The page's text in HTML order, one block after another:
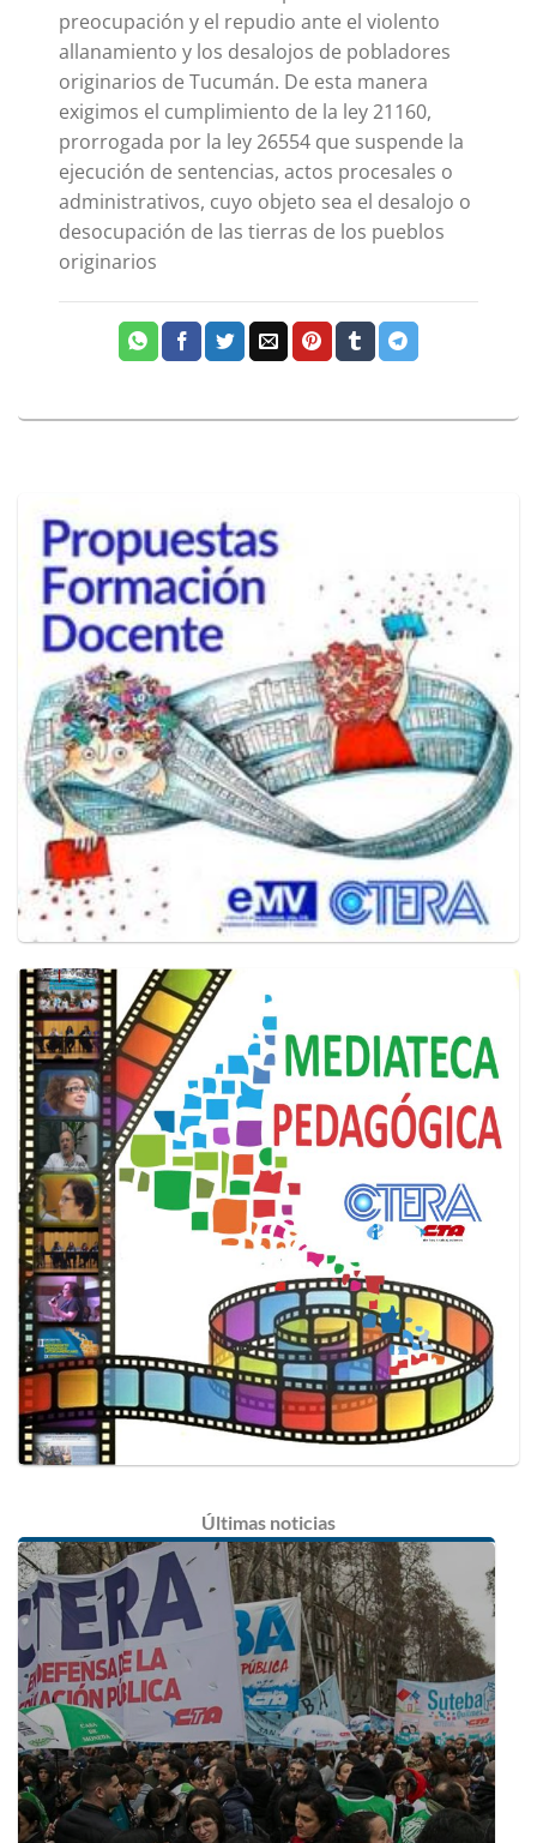
preocupación y el repudio ante el violento
allanamiento y los desalojos de pobladores
originarios de Tucumán. De esta manera
exigimos el cumplimiento de la ley 21160,
prorrogada por la ley 26554 que suspende la
ejecución de sentencias, actos procesales o
administrativos, cuyo objeto sea el desalojo o
desocupación de las tierras de los pueblos
originarios
Últimas noticias